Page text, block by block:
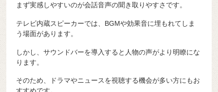
まず実感しやすいのが会話音声の聞き取りやすさです。
テレビ内蔵スピーカーでは、BGMや効果音に埋もれてしま
う場面があります。
しかし、サウンドバーを導入すると人物の声がより明瞭にな
ります。
そのため、ドラマやニュースを視聴する機会が多い方にもお